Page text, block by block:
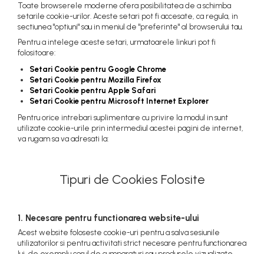
Toate browserele moderne ofera posibilitatea de a schimba
setarile cookie-urilor. Aceste setari pot fi accesate, ca regula, in
sectiunea "optiuni" sau in meniul de "preferinte" al browserului tau.
Pentru a intelege aceste setari, urmatoarele linkuri pot fi
folositoare:
Setari Cookie pentru Google Chrome
Setari Cookie pentru Mozilla Firefox
Setari Cookie pentru Apple Safari
Setari Cookie pentru Microsoft Internet Explorer
Pentru orice intrebari suplimentare cu privire la modul in sunt
utilizate cookie-urile prin intermediul acestei pagini de internet,
va rugam sa va adresati la:
Tipuri de Cookies Folosite
1. Necesare pentru functionarea website-ului
Acest website foloseste cookie-uri pentru a salva sesiunile
utilizatorilor si pentru activitati strict necesare pentru functionarea